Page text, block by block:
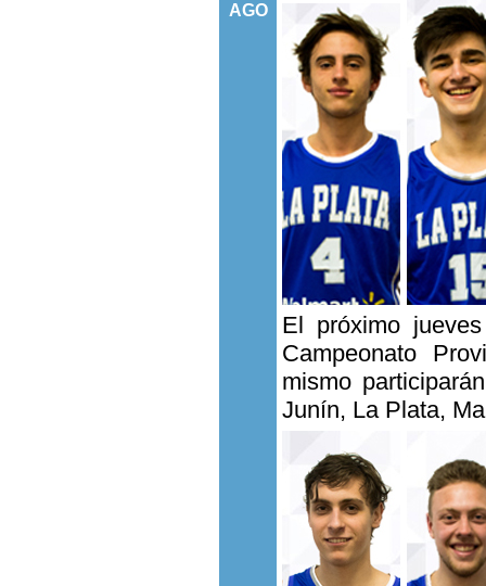
AGO
El próximo
Campeonato
mismo
Junín, La Plata,